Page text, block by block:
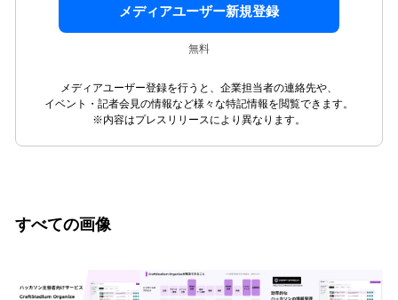
メディアユーザー新規登録
無料
メディアユーザー登録を行うと、企業担当者の連絡先や、
イベント・記者会見の情報など様々な特記情報を閲覧できます。
※内容はプレスリリースにより異なります。
すべての画像